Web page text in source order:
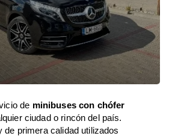
de minibuses con chófer
ciudad o rincón del país.
de primera calidad utilizados